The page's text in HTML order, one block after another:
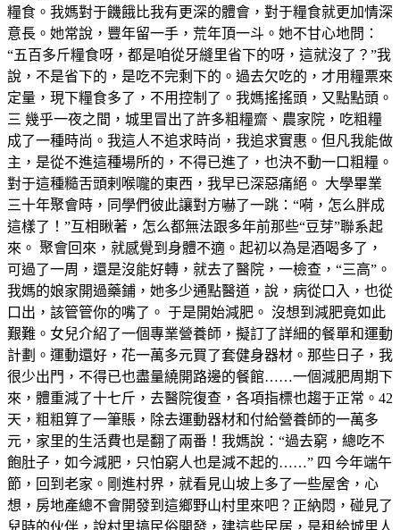
糧食。我媽對于饑餓比我有更深的體會，對于糧食就更加情深
意長。她常說，豐年留一手，荒年頂一斗。她不甘心地問：
“五百多斤糧食呀，都是咱從牙縫里省下的呀，這就沒了？”我
說，不是省下的，是吃不完剩下的。過去欠吃的，才用糧票來
定量，現下糧食多了，不用控制了。我媽搖搖頭，又點點頭。
三 幾乎一夜之間，城里冒出了許多粗糧齋、農家院，吃粗糧
成了一種時尚。我這人不追求時尚，我追求實惠。但凡我能做
主，是從不進這種場所的，不得已進了，也決不動一口粗糧。
對于這種糙舌頭剌喉嚨的東西，我早已深惡痛絕。 大學畢業
三十年聚會時，同學們彼此讓對方嚇了一跳：“嗬，怎么胖成
這樣了！”互相瞅著，怎么都無法跟多年前那些“豆芽”聯系起
來。 聚會回來，就感覺到身體不適。起初以為是酒喝多了，
可過了一周，還是沒能好轉，就去了醫院，一檢查，“三高”。
我媽的娘家開過藥鋪，她多少通點醫道，說，病從口入，也從
口出，該管管你的嘴了。 于是開始減肥。 沒想到減肥竟如此
艱難。女兒介紹了一個專業營養師，擬訂了詳細的餐單和運動
計劃。運動還好，花一萬多元買了套健身器材。那些日子，我
很少出門，不得已也盡量繞開路邊的餐館……一個減肥周期下
來，體重減了十七斤，去醫院復查，各項指標也趨于正常。42
天，粗粗算了一筆賬，除去運動器材和付給營養師的一萬多
元，家里的生活費也是翻了兩番！我媽說：“過去窮，總吃不
飽肚子，如今減肥，只怕窮人也是減不起的……” 四 今年端午
節，回到老家。剛進村界，就看見山坡上多了一些屋舍，心
想，房地產總不會開發到這鄉野山村里來吧？正納悶，碰見了